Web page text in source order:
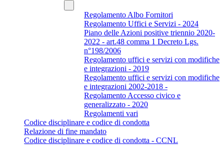
Regolamento Albo Fornitori
Regolamento Uffici e Servizi - 2024
Piano delle Azioni positive triennio 2020-
2022 - art.48 comma 1 Decreto Lgs.
n°198/2006
Regolamento uffici e servizi con modifiche
e integrazioni - 2019
Regolamento uffici e servizi con modifiche
e integrazioni 2002-2018 -
Regolamento Accesso civico e
generalizzato - 2020
Regolamenti vari
Codice disciplinare e codice di condotta
Relazione di fine mandato
Codice disciplinare e codice di condotta - CCNL